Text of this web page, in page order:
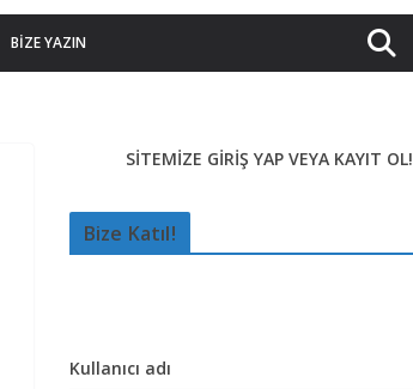
BIZE YAZIN
SİTEMİZE GİRİŞ YAP VEYA KAYIT OL!
Bize Katıl!
Kullanıcı adı